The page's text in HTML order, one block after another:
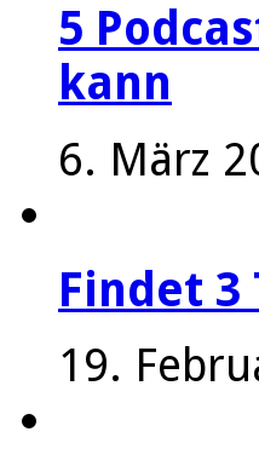
5
kann
6. März
Findet 3
19.